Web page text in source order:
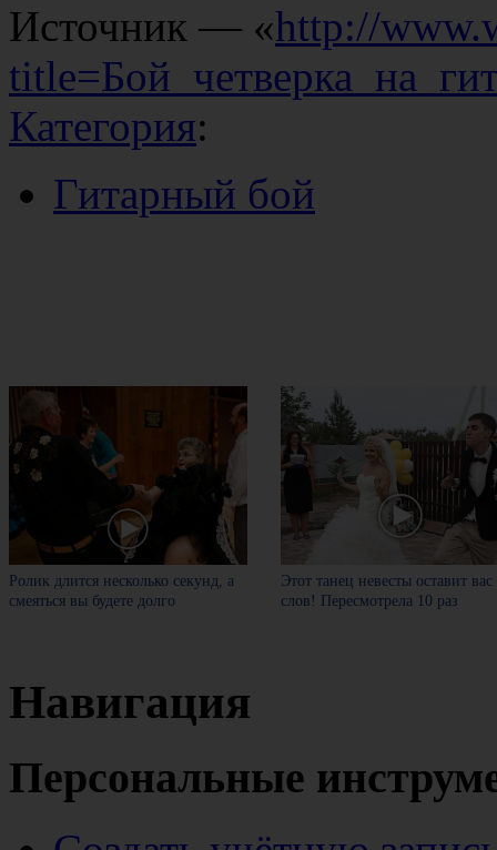
Источник — «http://
Категория:
Гитарный бой
Ролик длится несколько секунд, а
смеяться вы будете долго
Этот танец невесты оставит вас
слов! Пересмотрела 10 раз
Навигация
Персональные